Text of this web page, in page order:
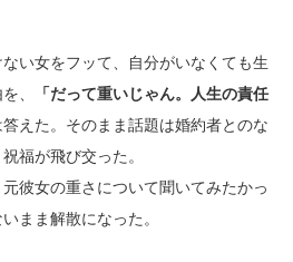
い女をフッて、自分がいなくても生
、
「だって重いじゃん。人生の責任
答えた。そのまま話題は婚約者とのな
福が飛び交った。
彼女の重さについて聞いてみたかっ
まま解散になった。